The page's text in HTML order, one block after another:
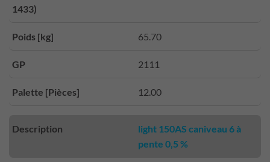
1433)
Poids [kg] 65.70
GP 2111
Palette [Pièces] 12.00
Description
light 150AS caniveau 6 à
pente 0,5 %